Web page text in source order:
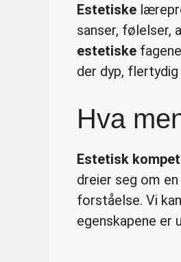
Estetiske
sanser, følelser,
estetiske
der dyp,
Hva
Estetisk
dreier seg om
forståelse. Vi
egenskapene er